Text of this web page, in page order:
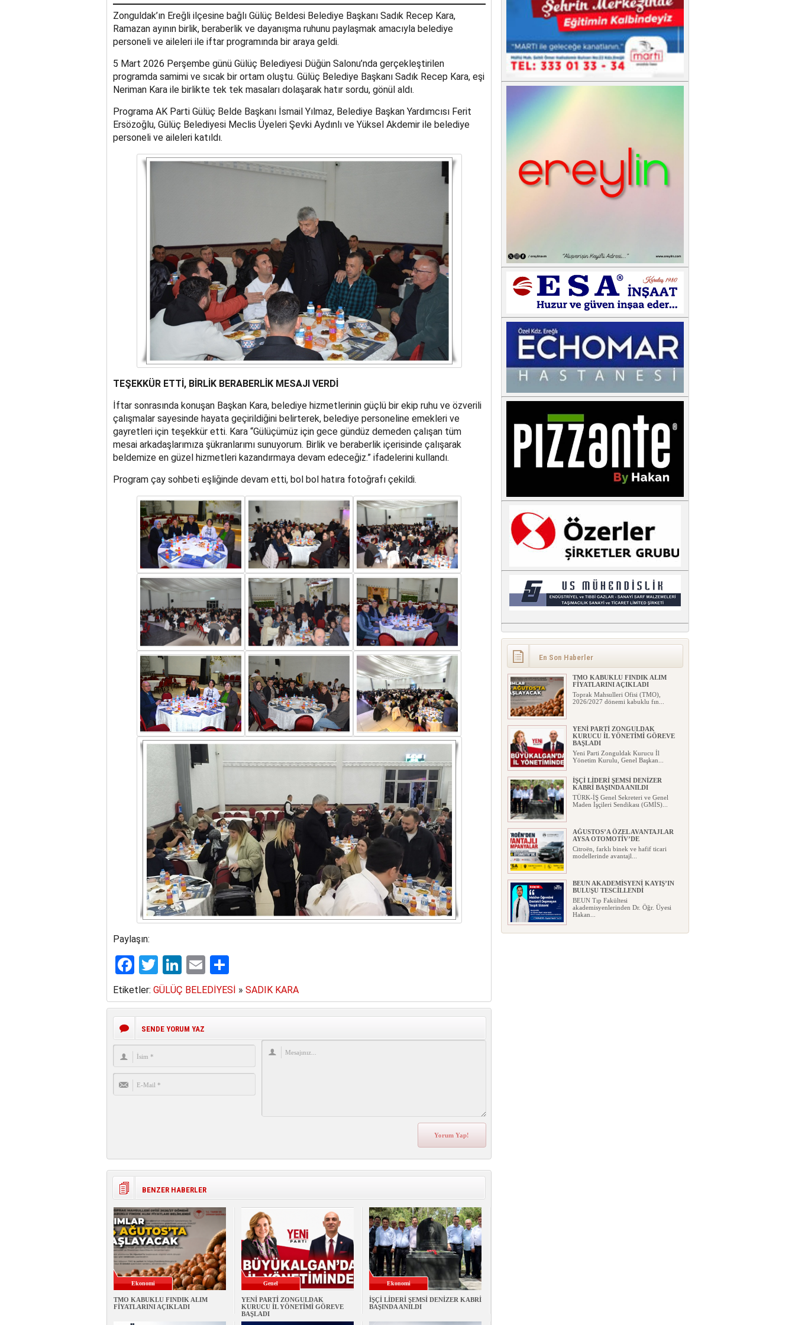
Zonguldak’ın Ereğli ilçesine bağlı Gülüç Beldesi Belediye Başkanı Sadık Recep Kara,
Ramazan ayının birlik, beraberlik ve dayanışma ruhunu paylaşmak amacıyla belediye
personeli ve aileleri ile iftar programında bir araya geldi.
5 Mart 2026 Perşembe günü Gülüç Belediyesi Düğün Salonu’nda gerçekleştirilen
programda samimi ve sıcak bir ortam oluştu. Gülüç Belediye Başkanı Sadık Recep Kara, eşi
Neriman Kara ile birlikte tek tek masaları dolaşarak hatır sordu, gönül aldı.
Programa AK Parti Gülüç Belde Başkanı İsmail Yılmaz, Belediye Başkan Yardımcısı Ferit
Ersözoğlu, Gülüç Belediyesi Meclis Üyeleri Şevki Aydınlı ve Yüksel Akdemir ile belediye
personeli ve aileleri katıldı.
TEŞEKKÜR ETTİ, BİRLİK BERABERLİK MESAJI VERDİ
İftar sonrasında konuşan Başkan Kara, belediye hizmetlerinin güçlü bir ekip ruhu ve özverili
çalışmalar sayesinde hayata geçirildiğini belirterek, belediye personeline emekleri ve
gayretleri için teşekkür etti. Kara “Gülüçümüz için gece gündüz demeden çalışan tüm
mesai arkadaşlarımıza şükranlarımı sunuyorum. Birlik ve beraberlik içerisinde çalışarak
beldemize en güzel hizmetleri kazandırmaya devam edeceğiz.” ifadelerini kullandı.
Program çay sohbeti eşliğinde devam etti, bol bol hatıra fotoğrafı çekildi.
Paylaşın:
Facebook
Twitter
LinkedIn
EmailShare
Etiketler: GÜLÜÇ BELEDİYESİ » SADIK KARA
SENDE YORUM YAZ
BENZER HABERLER
Ekonomi
TMO KABUKLU FINDIK ALIM
FİYATLARINI AÇIKLADI
Genel
YENİ PARTİ ZONGULDAK
KURUCU İL YÖNETİMİ GÖREVE
BAŞLADI
Ekonomi
İŞÇİ LİDERİ ŞEMSİ DENİZER KABRİ
BAŞINDA ANILDI
En Son Haberler
TMO KABUKLU FINDIK ALIM
FİYATLARINI AÇIKLADI
Toprak Mahsulleri Ofisi (TMO),
2026/2027 dönemi kabuklu fın...
YENİ PARTİ ZONGULDAK
KURUCU İL YÖNETİMİ GÖREVE
BAŞLADI
Yeni Parti Zonguldak Kurucu İl
Yönetim Kurulu, Genel Başkan...
İŞÇİ LİDERİ ŞEMSİ DENİZER
KABRİ BAŞINDA ANILDI
TÜRK-İŞ Genel Sekreteri ve Genel
Maden İşçileri Sendikası (GMİS)...
AĞUSTOS’A ÖZEL AVANTAJLAR
AYSA OTOMOTİV’DE
Citroën, farklı binek ve hafif ticari
modellerinde avantajl...
BEUN AKADEMİSYENİ KAYIŞ’IN
BULUŞU TESCİLLENDİ
BEUN Tıp Fakültesi
akademisyenlerinden Dr. Öğr. Üyesi
Hakan...
YENİ PARTİ, ZONGULDAK